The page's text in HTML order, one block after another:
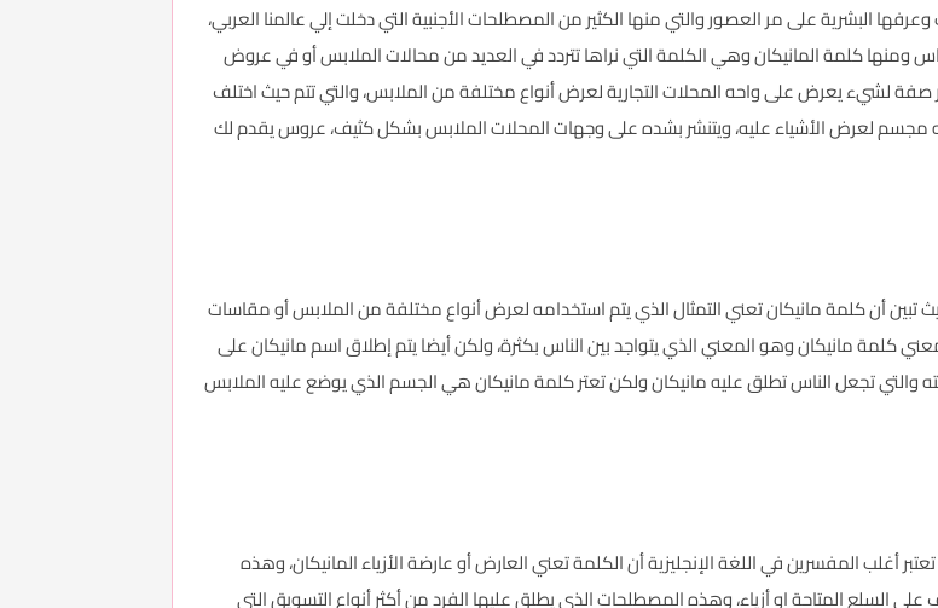
البشرية على مر العصور والتي منها الكثير من المصطلحات الأجنبية التي دخلت إلي عالمنا العربي،
ومنها كلمة المانيكان وهي الكلمة التي نراها تتردد في العديد من محالات الملابس أو في عروض
صفة لشيء يعرض على واحه المحلات التجارية لعرض أنواع مختلفة من الملابس، والتي تتم حيث اختلف
مجسم لعرض الأشياء عليه، ويتنشر بشده على وجهات المحلات الملابس بشكل كثيف، عروس يقدم لك
تبين أن كلمة مانيكان تعني التمثال الذي يتم استخدامه لعرض أنواع مختلفة من الملابس أو مقاسات
كلمة مانيكان وهو المعني الذي يتواجد بين الناس بكثرة، ولكن أيضا يتم إطلاق اسم مانيكان على
والتي تجعل الناس تطلق عليه مانيكان ولكن تعتر كلمة مانيكان هي الجسم الذي يوضع عليه الملابس
أغلب المفسرين في اللغة الإنجليزية أن الكلمة تعني العارض أو عارضة الأزياء المانيكان، وهذه
السلع المتاحة او أزياء، وهذه المصطلحات الذي يطلق عليها الفرد من أكثر أنواع التسويق التي